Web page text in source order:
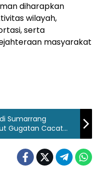
diharapkan
wilayah,
serta
masyarakat
Sumarrang
Gugatan Cacat